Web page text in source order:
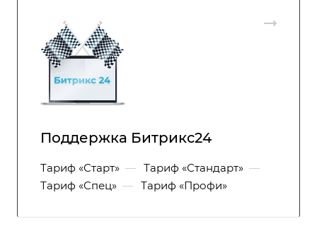
Поддержка Битрикс24
Тариф «Старт» — Тариф «Стандарт» —
Тариф «Спец» — Тариф «Профи»